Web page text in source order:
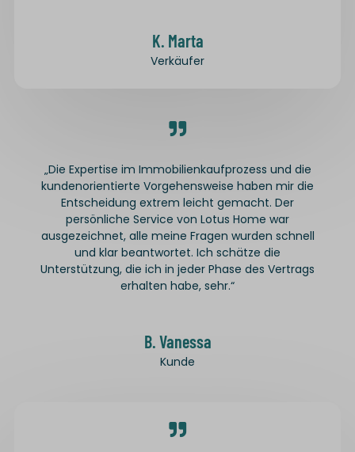
K. Marta
Verkäufer
„Die Expertise im Immobilienkaufprozess und die
kundenorientierte Vorgehensweise haben mir die
Entscheidung extrem leicht gemacht. Der
persönliche Service von Lotus Home war
ausgezeichnet, alle meine Fragen wurden schnell
und klar beantwortet. Ich schätze die
Unterstützung, die ich in jeder Phase des Vertrags
erhalten habe, sehr.“
B. Vanessa
Kunde